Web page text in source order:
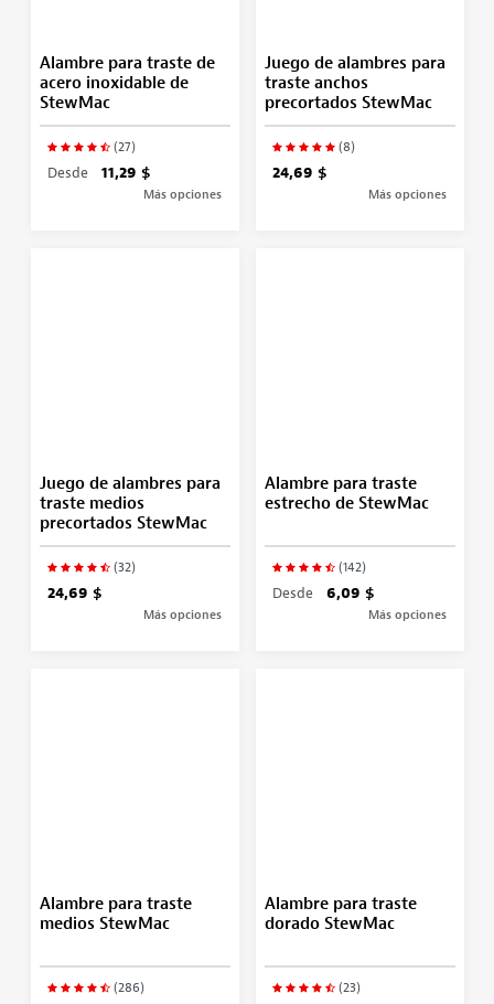
Alambre para traste de
acero inoxidable de
StewMac
(27)
Desde 11,29 $
Más opciones
Juego de alambres para
traste anchos
precortados StewMac
(8)
24,69 $
Más opciones
Juego de alambres para
traste medios
precortados StewMac
(32)
24,69 $
Más opciones
Alambre para traste
estrecho de StewMac
(142)
Desde 6,09 $
Más opciones
Alambre para traste
medios StewMac
(286)
Alambre para traste
dorado StewMac
(23)